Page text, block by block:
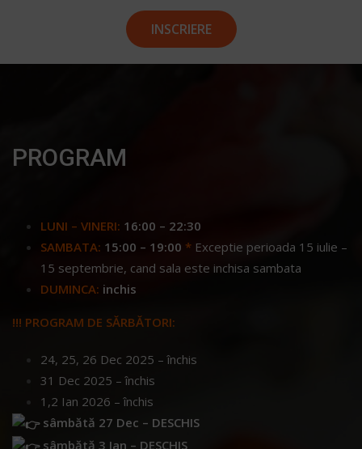
INSCRIERE
PROGRAM
LUNI – VINERI: 16:00 – 22:30
SAMBATA: 15:00 – 19:00 * Exceptie perioada 15 iulie –
15 septembrie, cand sala este inchisa sambata
DUMINCA: inchis
!!! PROGRAM DE SĂRBĂTORI:
24, 25, 26 Dec 2025 – închis
31 Dec 2025 – închis
1,2 Ian 2026 – închis
sâmbătă 27 Dec – DESCHIS
sâmbătă 3 Ian – DESCHIS